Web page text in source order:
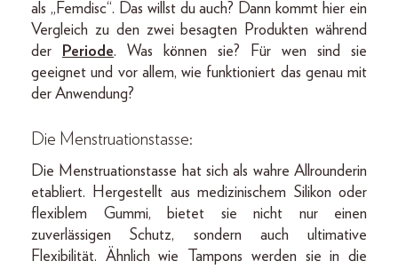
als „Femdisc“. Das willst du auch? Dann kommt hier ein
Vergleich zu den zwei besagten Produkten während
der
Periode. Was können sie? Für wen sind sie
geeignet und vor allem, wie funktioniert das genau mit
der Anwendung?
Die Menstruationstasse:
Die Menstruationstasse hat sich als wahre Allrounderin
etabliert. Hergestellt aus medizinischem Silikon oder
flexiblem Gummi, bietet sie nicht nur einen
zuverlässigen Schutz, sondern auch ultimative
Flexibilität. Ähnlich wie Tampons werden sie in die